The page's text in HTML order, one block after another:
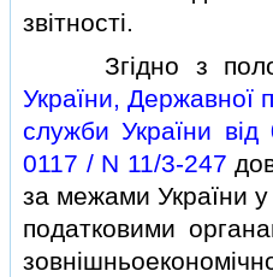
звiтностi.
Згiдно з
України, Державної
служби України
0117 / N 11/3-247
за межами України у
податковими